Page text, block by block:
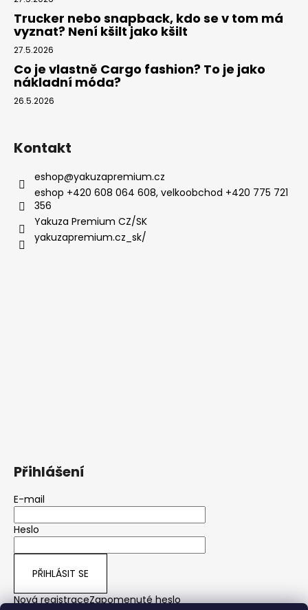
Trucker nebo snapback, kdo se v tom má
vyznat? Není kšilt jako kšilt
27.5.2026
Co je vlastně Cargo fashion? To je jako
nákladní móda?
26.5.2026
Kontakt
eshop@yakuzapremium.cz
eshop +420 608 064 608, velkoobchod +420 775 721
356
Yakuza Premium CZ/SK
yakuzapremium.cz_sk/
Přihlášení
E-mail
Heslo
PŘIHLÁSIT SE
Nová registraceZapomenuté heslo